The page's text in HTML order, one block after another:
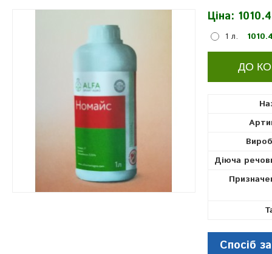
Ціна:
1 л.
Діюча
Спосіб